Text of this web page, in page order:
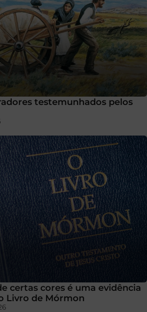
testemunhados pelos
certas cores é uma evidência
Livro de Mórmon